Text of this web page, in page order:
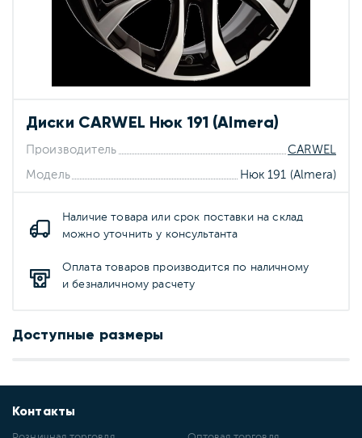
Диски CARWEL Нюк 191 (Almera)
Производитель CARWEL
Модель Нюк 191 (Almera)
Наличие товара или срок поставки на склад
можно уточнить у консультанта
Оплата товаров производится по наличному
и безналичному расчету
Доступные размеры
Контакты